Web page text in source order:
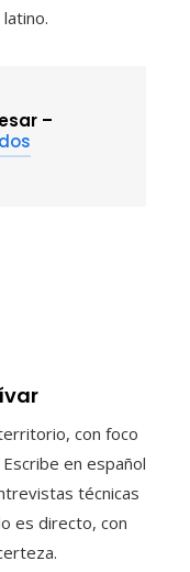
–
con foco
en español
técnicas
es directo, con